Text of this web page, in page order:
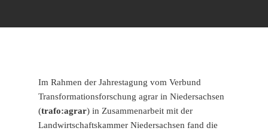
Im Rahmen der Jahrestagung vom Verbund
Transformationsforschung agrar in Niedersachsen
(trafo:agrar) in Zusammenarbeit mit der
Landwirtschaftskammer Niedersachsen fand die